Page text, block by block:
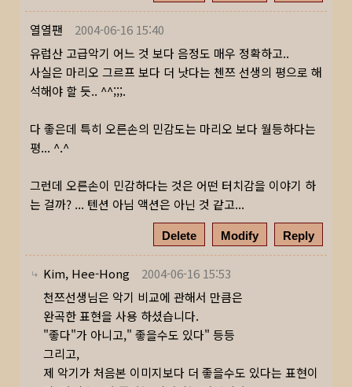
열열팬
2004-06-16 15:40
유럽산 고급악기 어느 것 보다 음정도 매우 정확하고..
사실은 마리오 그르프 보다 더 낫다는 첸쯔 선생의 평으로 해
석해야 할 듯.. ^^;;;.
다 좋은데 특히 오른손의 민감도는 마리오 보다 월등하다는
평... ^.^
그런데 오른손이 민감하다는 것은 어떤 터치감을 이야기 하
는 걸까? ... 텐션 아님 액션은 아닌 것 같고...
Delete Modify Reply
Kim, Hee-Hong
2004-06-16 15:53
천쯔선생님은 악기 비교에 관해서 만큼은
완곡한 표현을 사용 하셨습니다.
"좋다"가 아니고," 좋을수도 있다" 등등
그리고,
제 악기가 처음본 이미지보다 더 좋을수도 있다는 표현이